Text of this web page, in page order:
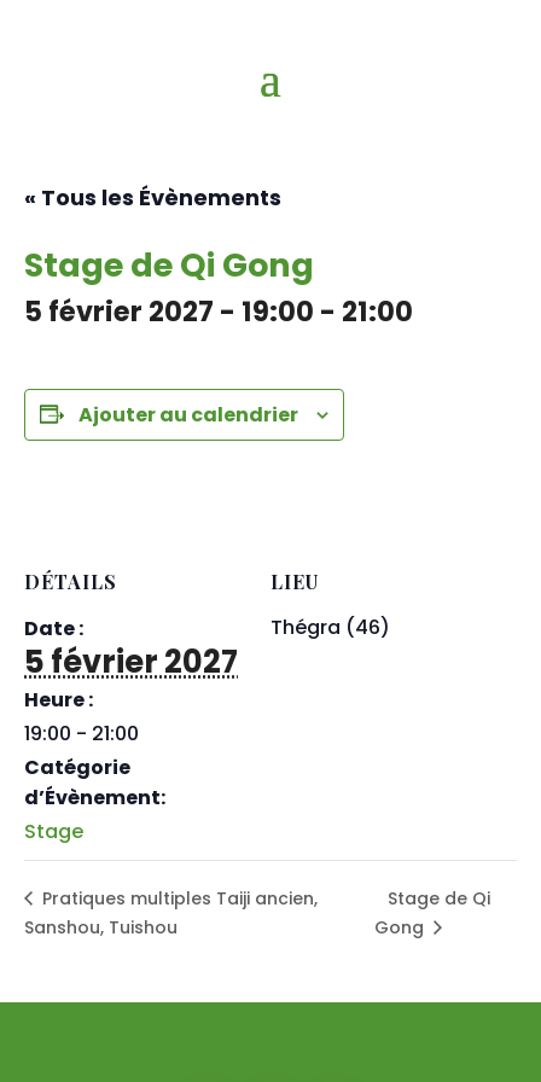
« Tous les Évènements
Stage de Qi Gong
5 février 2027 - 19:00 - 21:00
Ajouter au calendrier
DÉTAILS
Date :
5 février 2027
Heure :
19:00 - 21:00
Catégorie
d’Évènement:
Stage
LIEU
Thégra (46)
Pratiques multiples Taiji ancien,
Sanshou, Tuishou
Stage de Qi
Gong